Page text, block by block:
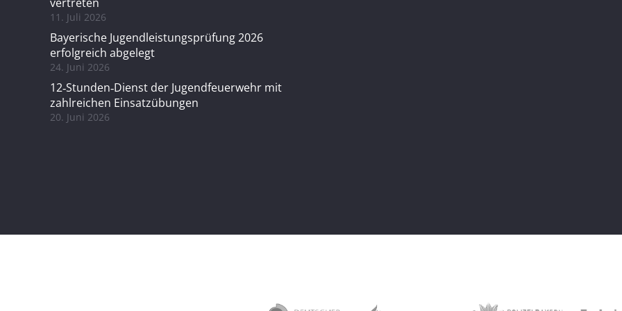
11. Juli 2026
Bayerische Jugendleistungsprüfung 2026
erfolgreich abgelegt
24. Juni 2026
12‑Stunden‑Dienst der Jugendfeuerwehr mit
zahlreichen Einsatzübungen
20. Juni 2026